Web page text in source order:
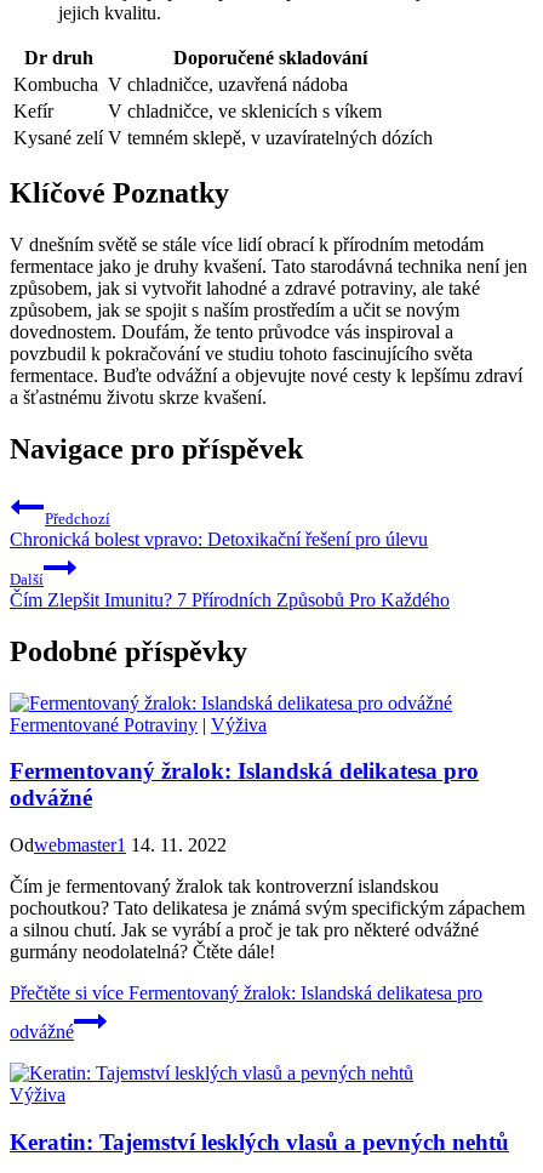
jejich kvalitu.
Dr druh
Doporučené skladování
Kombucha V chladničce, uzavřená nádoba
Kefír
V chladničce, ve sklenicích s víkem
Kysané zelí V temném sklepě, v uzavíratelných dózích
Klíčové Poznatky
V dnešním světě se stále více lidí obrací k přírodním metodám
fermentace jako je druhy kvašení. Tato starodávná technika není jen
způsobem, jak si vytvořit lahodné a zdravé potraviny, ale také
způsobem, jak se spojit s naším prostředím a učit se novým
dovednostem. Doufám, že tento průvodce vás inspiroval a
povzbudil k pokračování ve studiu tohoto fascinujícího světa
fermentace. Buďte odvážní a objevujte nové cesty k lepšímu zdraví
a šťastnému životu skrze kvašení.
Navigace pro příspěvek
Předchozí
Chronická bolest vpravo: Detoxikační řešení pro úlevu
Další
Čím Zlepšit Imunitu? 7 Přírodních Způsobů Pro Každého
Podobné příspěvky
Fermentované Potraviny | Výživa
Fermentovaný žralok: Islandská delikatesa pro
odvážné
Odwebmaster1 14. 11. 2022
Čím je fermentovaný žralok tak kontroverzní islandskou
pochoutkou? Tato delikatesa je známá svým specifickým zápachem
a silnou chutí. Jak se vyrábí a proč je tak pro některé odvážné
gurmány neodolatelná? Čtěte dále!
Přečtěte si více Fermentovaný žralok: Islandská delikatesa pro
odvážné
Výživa
Keratin: Tajemství lesklých vlasů a pevných nehtů